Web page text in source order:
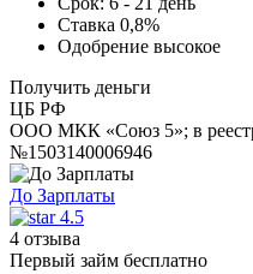
Ставка 0,8%
Одобрение высокое
Получить деньги
ЦБ РФ
ООО МКК «Союз 5»; в
№1503140006946
До Зарплаты
4.5
4 отзыва
Первый займ бесплатно